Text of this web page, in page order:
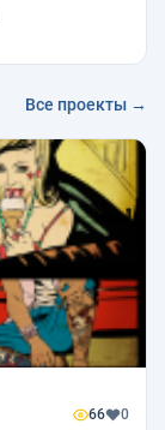
Все проекты →
66 0